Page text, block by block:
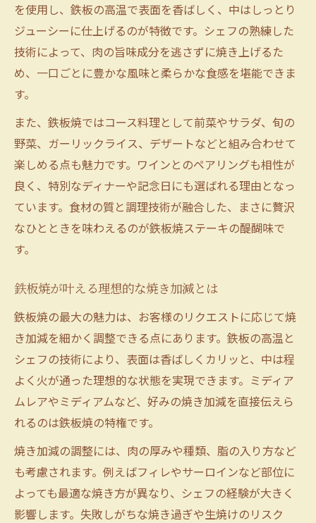
を使用し、鉄板の高温で表面を香ばしく、中はしっとり
ジューシーに仕上げるのが特徴です。シェフの熟練した
技術によって、肉の旨味成分を逃さずに焼き上げるた
め、一口ごとに豊かな風味と柔らかな食感を堪能できま
す。
また、鉄板焼ではコース料理として前菜やサラダ、旬の
野菜、ガーリックライス、デザートなどと組み合わせて
楽しめる点も魅力です。ワインとのペアリングも相性が
良く、特別なディナーや記念日にも選ばれる理由となっ
ています。食材の質と調理技術が融合した、まさに贅沢
なひとときを味わえるのが鉄板焼ステーキの醍醐味で
す。
鉄板焼が叶える理想的な焼き加減とは
鉄板焼の最大の魅力は、お客様のリクエストに応じて焼
き加減を細かく調整できる点にあります。鉄板の高温と
シェフの技術により、表面は香ばしくカリッと、中は程
よく火が通った理想的な状態を実現できます。ミディア
ムレアやミディアムなど、好みの焼き加減を直接伝えら
れるのは鉄板焼の特権です。
焼き加減の調整には、肉の厚みや種類、脂の入り方など
も考慮されます。例えばフィレやサーロインなど部位に
よっても最適な焼き方が異なり、シェフの経験が大きく
影響します。失敗しがちな焼き過ぎや生焼けのリスク